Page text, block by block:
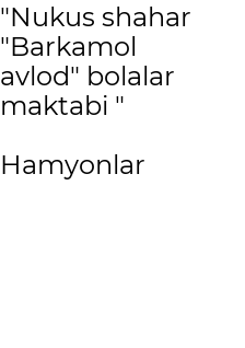
"Nukus shahar
"Barkamol
avlod" bolalar
maktabi "
Hamyonlar